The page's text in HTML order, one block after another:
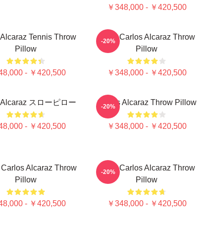
￥348,000 - ￥420,500
Tennis Throw
Pillow
- ￥420,500
Tenis Carlos Alcaraz Throw
Pillow
￥348,000 - ￥420,500
-20%
スローピロー
- ￥420,500
Carlos Alcaraz Throw Pillow
￥348,000 - ￥420,500
-20%
Alcaraz Throw
Pillow
- ￥420,500
Tenis Carlos Alcaraz Throw
Pillow
￥348,000 - ￥420,500
-20%